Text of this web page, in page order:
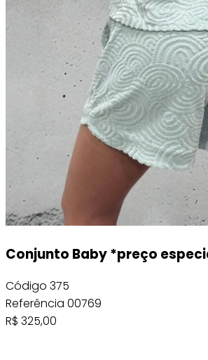
Conjunto Baby *preço
Código 375
Referência 00769
R$ 325,00